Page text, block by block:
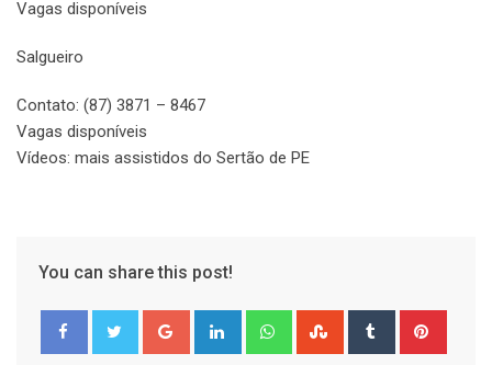
Vagas disponíveis
Salgueiro
Contato: (87) 3871 – 8467
Vagas disponíveis
Vídeos: mais assistidos do Sertão de PE
You can share this post!
Google+ LinkedIn WhatsappStumbleUpon
Tumblr